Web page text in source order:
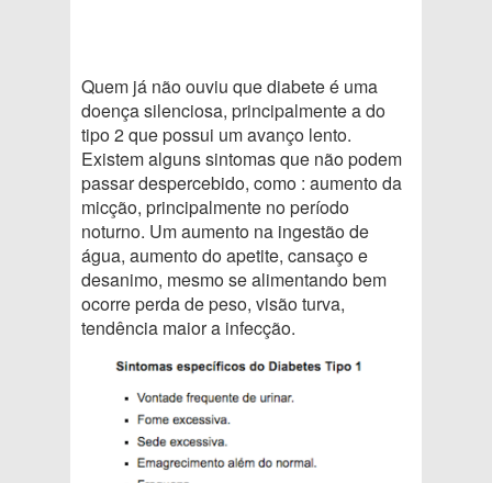
Quem já não ouviu que diabete é uma
doença silenciosa, principalmente a do
tipo 2 que possui um avanço lento.
Existem alguns sintomas que não podem
passar despercebido, como : aumento da
micção, principalmente no período
noturno. Um aumento na ingestão de
água, aumento do apetite, cansaço e
desanimo, mesmo se alimentando bem
ocorre perda de peso, visão turva,
tendência maior a infecção.